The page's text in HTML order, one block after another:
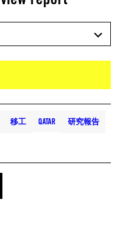
移工 QATAR 研究報告